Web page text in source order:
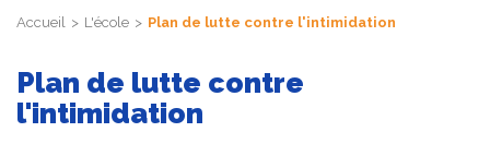
Accueil L'école Plan de lutte contre l'intimidation
Plan de lutte contre
l'intimidation